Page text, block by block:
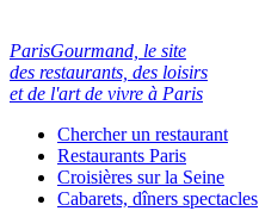
ParisGourmand, le site
des restaurants, des loisirs
et de l'art de vivre à Paris
Chercher un restaurant
Restaurants Paris
Croisières sur la Seine
Cabarets, dîners spectacles